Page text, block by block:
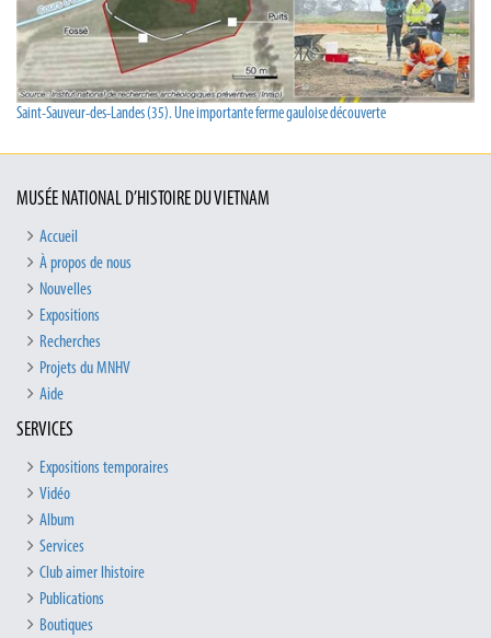
Saint-Sauveur-des-Landes (35). Une importante ferme gauloise découverte
MUSÉE NATIONAL D’HISTOIRE DU VIETNAM
Accueil
À propos de nous
Nouvelles
Expositions
Recherches
Projets du MNHV
Aide
SERVICES
Expositions temporaires
Vidéo
Album
Services
Club aimer lhistoire
Publications
Boutiques